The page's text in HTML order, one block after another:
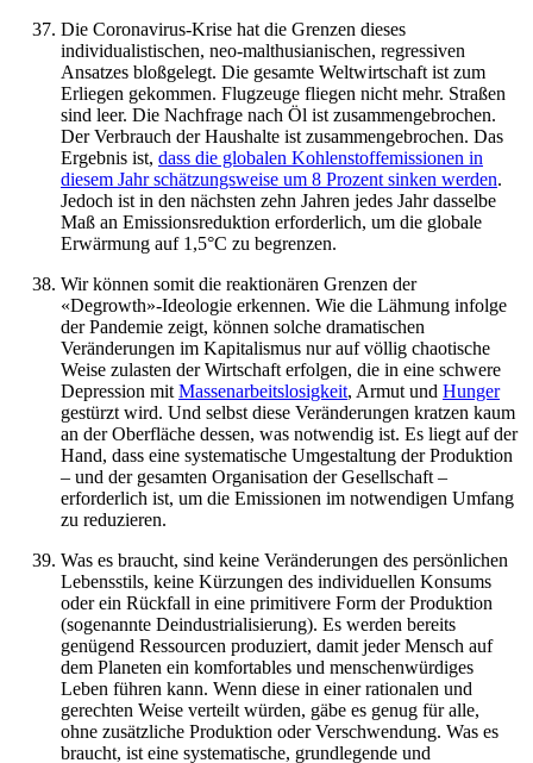
Die Coronavirus-Krise hat die Grenzen dieses
individualistischen, neo-malthusianischen, regressiven
Ansatzes bloßgelegt. Die gesamte Weltwirtschaft ist zum
Erliegen gekommen. Flugzeuge fliegen nicht mehr. Straßen
sind leer. Die Nachfrage nach Öl ist zusammengebrochen.
Der Verbrauch der Haushalte ist zusammengebrochen. Das
Ergebnis ist, dass die globalen Kohlenstoffemissionen in
diesem Jahr schätzungsweise um 8 Prozent sinken werden.
Jedoch ist in den nächsten zehn Jahren jedes Jahr dasselbe
Maß an Emissionsreduktion erforderlich, um die globale
Erwärmung auf 1,5°C zu begrenzen.
Wir können somit die reaktionären Grenzen der
«Degrowth»-Ideologie erkennen. Wie die Lähmung infolge
der Pandemie zeigt, können solche dramatischen
Veränderungen im Kapitalismus nur auf völlig chaotische
Weise zulasten der Wirtschaft erfolgen, die in eine schwere
Depression mit Massenarbeitslosigkeit, Armut und Hunger
gestürzt wird. Und selbst diese Veränderungen kratzen kaum
an der Oberfläche dessen, was notwendig ist. Es liegt auf der
Hand, dass eine systematische Umgestaltung der Produktion
– und der gesamten Organisation der Gesellschaft –
erforderlich ist, um die Emissionen im notwendigen Umfang
zu reduzieren.
Was es braucht, sind keine Veränderungen des persönlichen
Lebensstils, keine Kürzungen des individuellen Konsums
oder ein Rückfall in eine primitivere Form der Produktion
(sogenannte Deindustrialisierung). Es werden bereits
genügend Ressourcen produziert, damit jeder Mensch auf
dem Planeten ein komfortables und menschenwürdiges
Leben führen kann. Wenn diese in einer rationalen und
gerechten Weise verteilt würden, gäbe es genug für alle,
ohne zusätzliche Produktion oder Verschwendung. Was es
braucht, ist eine systematische, grundlegende und